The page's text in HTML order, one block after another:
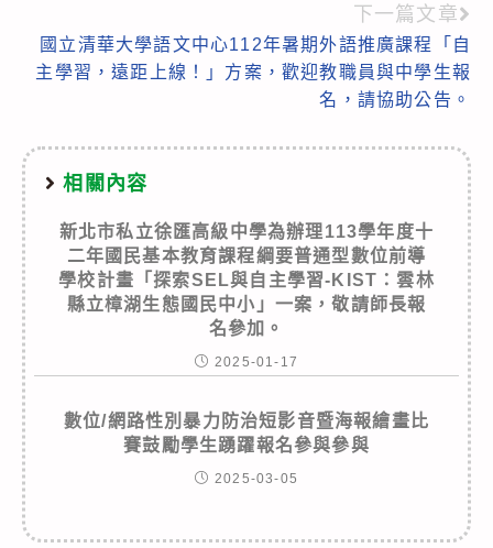
下一篇文章
國立清華大學語文中心112年暑期外語推廣課程「自
主學習，遠距上線！」方案，歡迎教職員與中學生報
名，請協助公告。
相關內容
新北市私立徐匯高級中學為辦理113學年度十
二年國民基本教育課程綱要普通型數位前導
學校計畫「探索SEL與自主學習-KIST：雲林
縣立樟湖生態國民中小」一案，敬請師長報
名參加。
2025-01-17
數位/網路性別暴力防治短影音暨海報繪畫比
賽鼓勵學生踴躍報名參與參與
2025-03-05